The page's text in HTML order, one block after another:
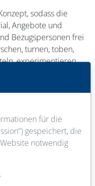
sodass die
Angebote und
Bezugspersonen frei
turnen, toben,
experimentieren,
und mit entscheiden.
die nähere Umgebung
Wald
die Einbindung
für die
gespeichert, die
notwendig